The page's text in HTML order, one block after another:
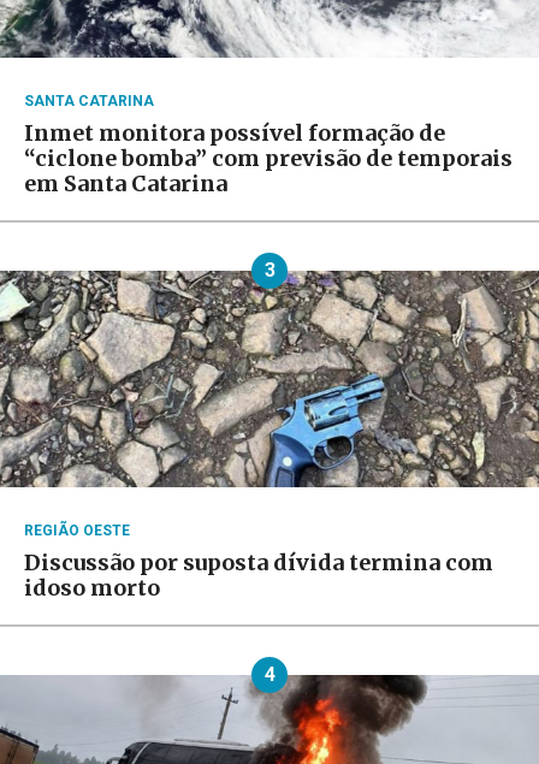
SANTA CATARINA
Inmet monitora possível formação de
“ciclone bomba” com previsão de temporais
em Santa Catarina
3
REGIÃO OESTE
Discussão por suposta dívida termina com
idoso morto
4